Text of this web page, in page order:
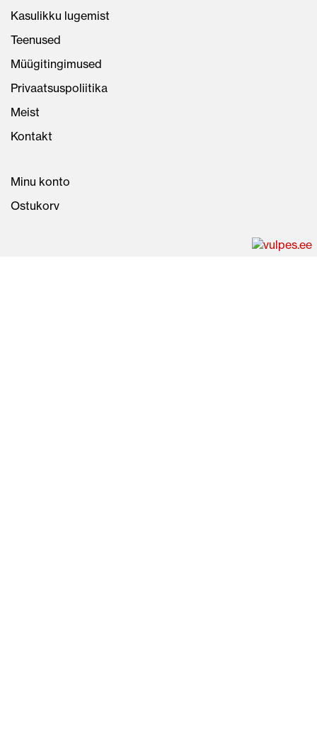
Kasulikku lugemist
Teenused
Müügitingimused
Privaatsuspoliitika
Meist
Kontakt
Minu konto
Ostukorv